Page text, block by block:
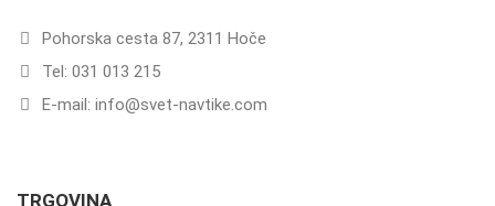
Pohorska cesta 87, 2311 Hoče
Tel: 031 013 215
E-mail: info@svet-navtike.com
TRGOVINA